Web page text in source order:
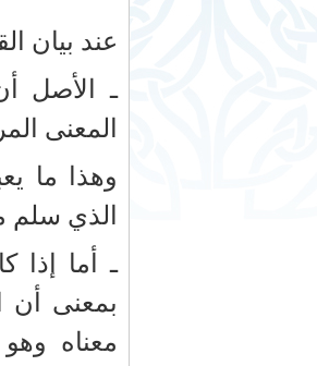
عند بيان
ـ الأصل
المعنى
وهذا ما
الذي
ـ أما إذا
بمعنى أن
معناه